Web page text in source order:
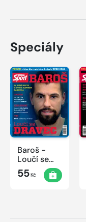
Speciály
Baroš -
Loučí se
dravec
55Kč